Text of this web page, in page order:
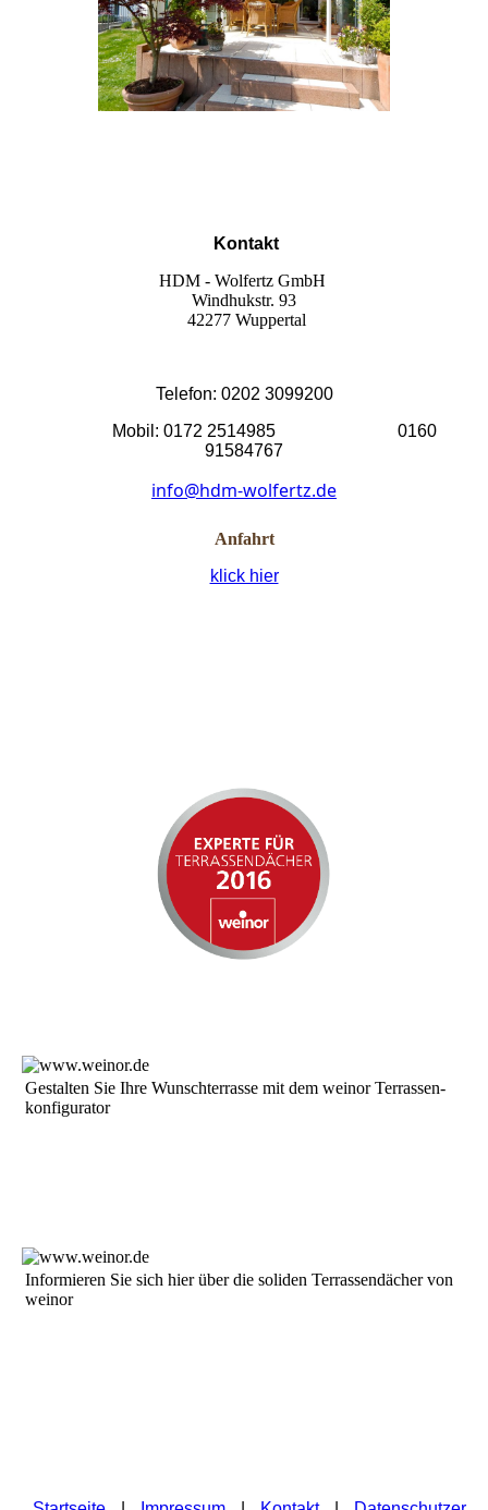
Kontakt
HDM - Wolfertz GmbH
Windhukstr. 93
42277 Wuppertal
Telefon: 0202 3099200
Mobil: 0172 2514985 0160
91584767
info@hdm-wolfertz.de
Anfahrt
klick hier
Ge­stal­ten Sie Ih­re Wunsch­ter­ras­se mit dem weinor Ter­ras­sen­
kon­fi­gu­ra­tor
In­for­mie­ren Sie sich hier über die so­li­den Te­rras­sen­däch­er von
weinor